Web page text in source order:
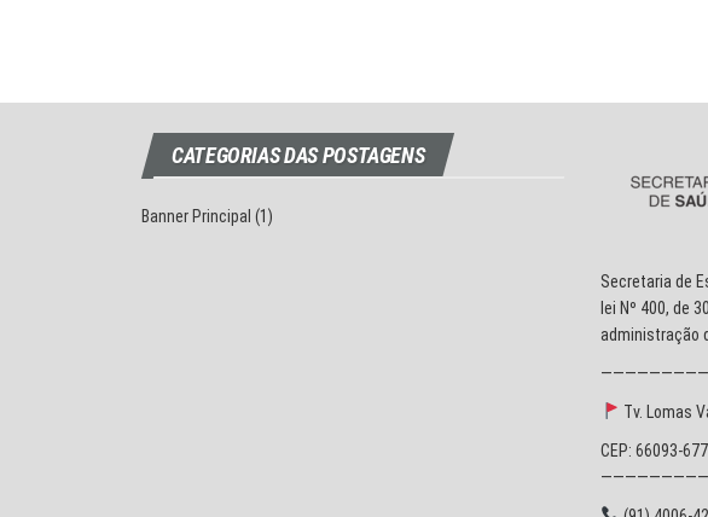
CATEGORIAS DAS POSTAGENS
Banner Principal (1)
Secretaria de
lei Nº 400, de
administração
Tv. Lomas
CEP: 66093-677